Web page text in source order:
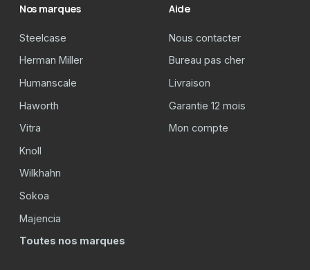
Nos marques
Steelcase
Herman Miller
Humanscale
Haworth
Vitra
Knoll
Wilkhahn
Sokoa
Majencia
Toutes nos marques
Aide
Nous contacter
Bureau pas cher
Livraison
Garantie 12 mois
Mon compte